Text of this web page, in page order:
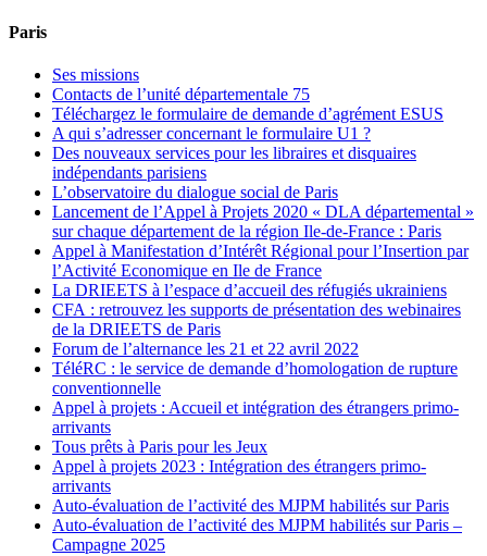
Paris
Ses missions
Contacts de l’unité départementale 75
Téléchargez le formulaire de demande d’agrément ESUS
A qui s’adresser concernant le formulaire U1 ?
Des nouveaux services pour les libraires et disquaires
indépendants parisiens
L’observatoire du dialogue social de Paris
Lancement de l’Appel à Projets 2020 « DLA départemental »
sur chaque département de la région Ile-de-France : Paris
Appel à Manifestation d’Intérêt Régional pour l’Insertion par
l’Activité Economique en Ile de France
La DRIEETS à l’espace d’accueil des réfugiés ukrainiens
CFA : retrouvez les supports de présentation des webinaires
de la DRIEETS de Paris
Forum de l’alternance les 21 et 22 avril 2022
TéléRC : le service de demande d’homologation de rupture
conventionnelle
Appel à projets : Accueil et intégration des étrangers primo-
arrivants
Tous prêts à Paris pour les Jeux
Appel à projets 2023 : Intégration des étrangers primo-
arrivants
Auto-évaluation de l’activité des MJPM habilités sur Paris
Auto-évaluation de l’activité des MJPM habilités sur Paris –
Campagne 2025